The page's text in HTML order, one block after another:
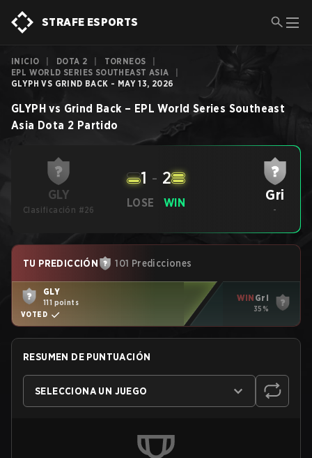
STRAFE ESPORTS
INICIO DOTA 2 TORNEOS
EPL WORLD SERIES SOUTHEAST ASIA
GLYPH VS GRIND BACK - MAY 13, 2026
GLYPH vs Grind Back – EPL World Series Southeast
Asia Dota 2 Partido
GLY
Clasificación #26
LOSE
1 - 2
WIN Gri
-
TU PREDICCIÓN 101 Predicciones
GLY
111 points
VOTED
WIN Gri
35%
RESUMEN DE PUNTUACIÓN
SELECCIONA UN JUEGO